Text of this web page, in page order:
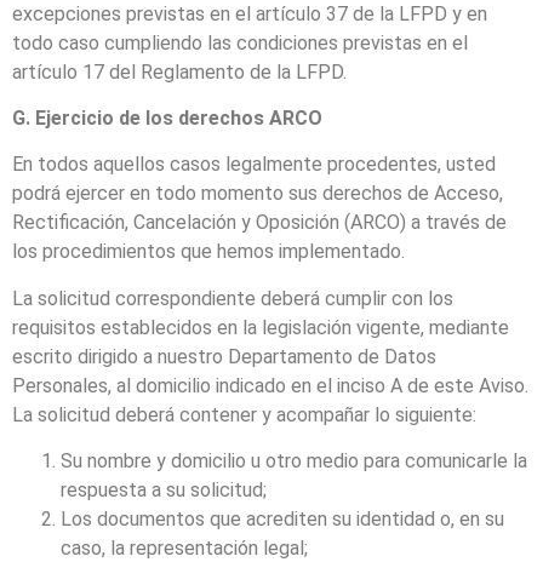
excepciones previstas en el artículo 37 de la LFPD y en
todo caso cumpliendo las condiciones previstas en el
artículo 17 del Reglamento de la LFPD.
G. Ejercicio de los derechos ARCO
En todos aquellos casos legalmente procedentes, usted
podrá ejercer en todo momento sus derechos de Acceso,
Rectificación, Cancelación y Oposición (ARCO) a través de
los procedimientos que hemos implementado.
La solicitud correspondiente deberá cumplir con los
requisitos establecidos en la legislación vigente, mediante
escrito dirigido a nuestro Departamento de Datos
Personales, al domicilio indicado en el inciso A de este Aviso.
La solicitud deberá contener y acompañar lo siguiente:
Su nombre y domicilio u otro medio para comunicarle la
respuesta a su solicitud;
Los documentos que acrediten su identidad o, en su
caso, la representación legal;